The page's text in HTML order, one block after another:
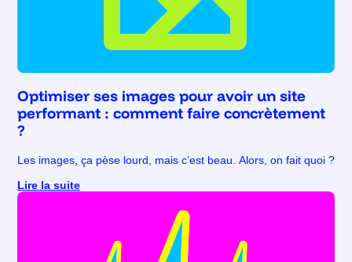
Optimiser ses images pour avoir un site
performant : comment faire concrètement
?
Les images, ça pèse lourd, mais c’est beau. Alors, on fait quoi ?
Lire la suite